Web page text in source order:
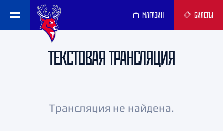
МАГАЗИН БИЛЕТЫ
ТЕКСТОВАЯ ТРАНСЛЯЦИЯ
Трансляция не найдена.